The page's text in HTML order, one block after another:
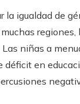
igualdad de
niñas a
en